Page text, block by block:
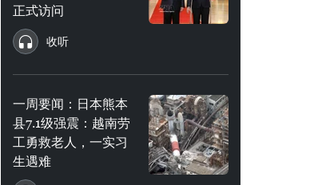
正式访问
收听
一周要闻：日本熊本
县7.1级强震：越南劳
工勇救老人，一实习
生遇难